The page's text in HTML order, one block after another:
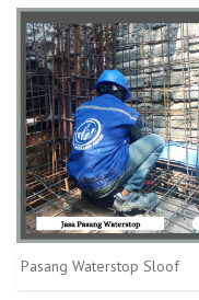
Pasang Waterstop Sloof